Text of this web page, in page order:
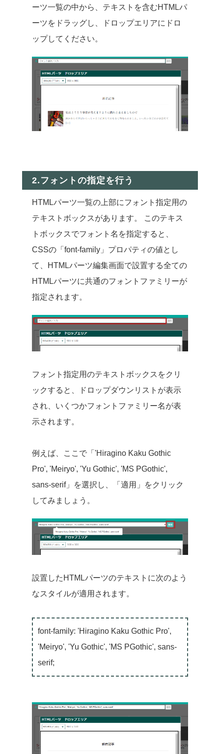
ーツ一覧の中から、テキストを含むHTMLパ
ーツをドラッグし、ドロップエリアにドロ
ップしてください。
2.フォントの指定を行う
HTMLパーツ一覧の上部にフォント指定用の
テキストボックスがあります。 このテキス
トボックスでフォント名を指定すると、
CSSの「font-family」プロパティの値とし
て、HTMLパーツ編集画面で設置する全ての
HTMLパーツに共通のフォントファミリーが
指定されます。
フォント指定用のテキストボックスをクリ
ックすると、ドロップダウンリストが表示
され、いくつかフォントファミリー名が表
示されます。
例えば、ここで「'Hiragino Kaku Gothic
Pro', 'Meiryo', 'Yu Gothic', 'MS PGothic',
sans-serif」を選択し、「適用」をクリック
してみましょう。
設置したHTMLパーツのテキストに次のよう
なスタイルが適用されます。
font-family: 'Hiragino Kaku Gothic Pro',
'Meiryo', 'Yu Gothic', 'MS PGothic', sans-
serif;